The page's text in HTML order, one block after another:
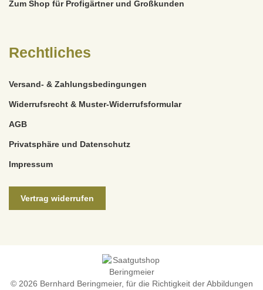
Zum Shop für Profigärtner und Großkunden
Rechtliches
Versand- & Zahlungsbedingungen
Widerrufsrecht & Muster-Widerrufsformular
AGB
Privatsphäre und Datenschutz
Impressum
Vertrag widerrufen
© 2026 Bernhard Beringmeier, für die Richtigkeit der Abbildungen